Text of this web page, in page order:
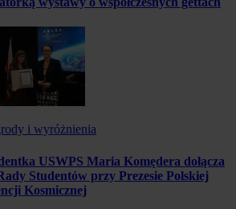
i wyróżnienia
USWPS Maria Komędera dołącza
Studentów przy Prezesie Polskiej
Kosmicznej